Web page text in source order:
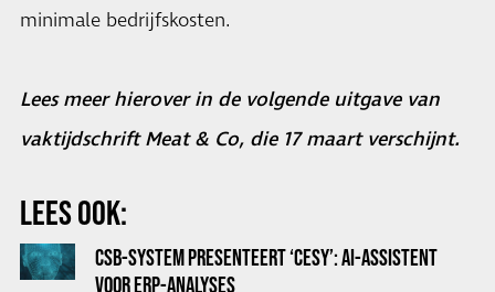
minimale bedrijfskosten.
Lees meer hierover in de volgende uitgave van
vaktijdschrift Meat & Co, die 17 maart verschijnt.
LEES OOK:
CSB-SYSTEM PRESENTEERT ‘CESY’: AI-ASSISTENT
VOOR ERP-ANALYSES